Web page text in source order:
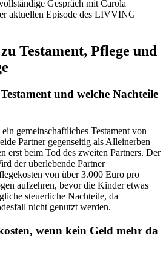
Gespräch mit Carola
aktuellen Episode des LIVVING
Testament, Pflege und
und welche Nachteile
gemeinschaftliches Testament von
Partner gegenseitig als Alleinerben
erst beim Tod des zweiten Partners. Der
der überlebende Partner
von über 3.000 Euro pro
aufzehren, bevor die Kinder etwas
steuerliche Nachteile, da
nicht genutzt werden.
wenn kein Geld mehr da